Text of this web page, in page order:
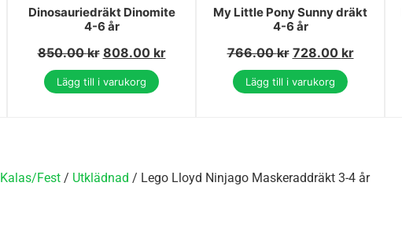
Dinosauriedräkt Dinomite
4-6 år
850.00kr 808.00 kr
Lägg till i varukorg
My Little Pony Sunny dräkt
4-6 år
766.00kr 728.00 kr
Lägg till i varukorg
Kalas/Fest / Utklädnad / Lego Lloyd Ninjago Maskeraddräkt 3-4 år